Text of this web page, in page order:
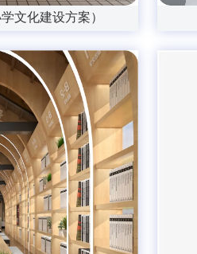
文化建设方案）